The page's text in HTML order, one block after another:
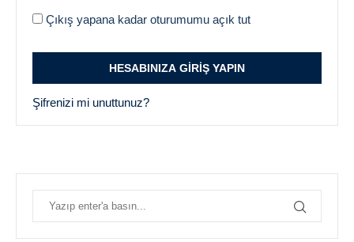
Çıkış yapana kadar oturumumu açık tut
Şifrenizi mi unuttunuz?